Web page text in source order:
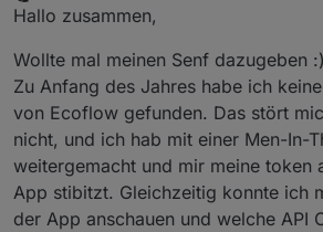
Offline
Hallo zusammen,
Wollte mal meinen Senf dazugeben :)
Zu Anfang des Jahres habe ich
von Ecoflow gefunden. Das stört
nicht, und ich hab mit einer Men-In-
weitergemacht und mir meine token
App stibitzt. Gleichzeitig konnte ich
der App anschauen und welche API